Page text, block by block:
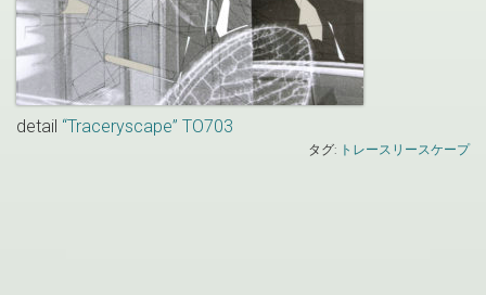
detail “Traceryscape” TO703
タグ: トレースリースケープ